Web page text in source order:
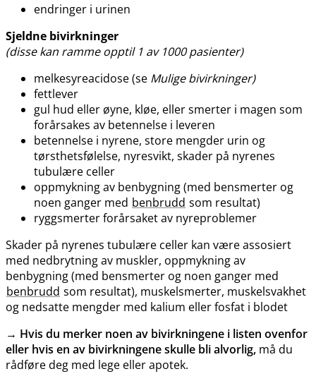
endringer i urinen
Sjeldne bivirkninger
(disse kan ramme opptil 1 av 1000 pasienter)
melkesyreacidose (se Mulige bivirkninger)
fettlever
gul hud eller øyne, kløe, eller smerter i magen som
forårsakes av betennelse i leveren
betennelse i nyrene, store mengder urin og
tørsthetsfølelse, nyresvikt, skader på nyrenes
tubulære celler
oppmykning av benbygning (med bensmerter og
noen ganger med benbrudd som resultat)
ryggsmerter forårsaket av nyreproblemer
Skader på nyrenes tubulære celler kan være assosiert
med nedbrytning av muskler, oppmykning av
benbygning (med bensmerter og noen ganger med
benbrudd som resultat), muskelsmerter, muskelsvakhet
og nedsatte mengder med kalium eller fosfat i blodet
→ Hvis du merker noen av bivirkningene i listen ovenfor
eller hvis en av bivirkningene skulle bli alvorlig, må du
rådføre deg med lege eller apotek.